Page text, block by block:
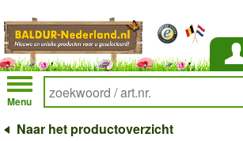
Menu
Naar het productoverzicht